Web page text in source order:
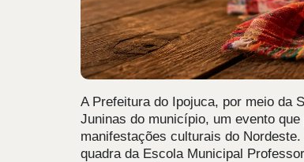
A Prefeitura do Ipojuca, por meio da
Juninas do município, um evento
manifestações culturais do
quadra da Escola Municipal